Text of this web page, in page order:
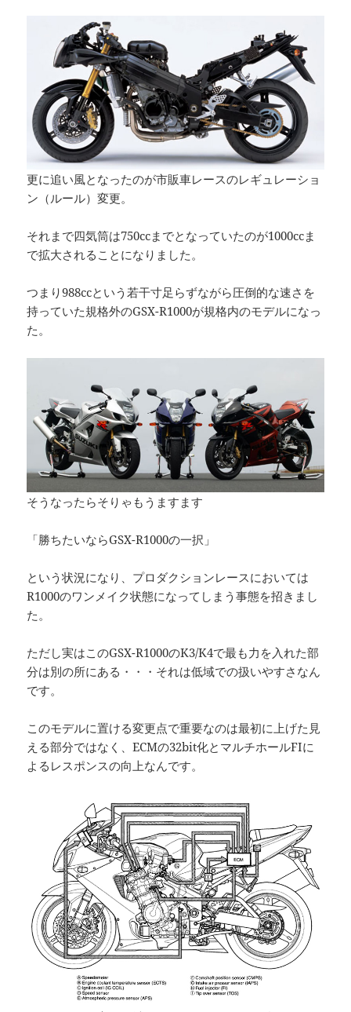
更に追い風となったのが市販車レースのレギュレーショ
ン（ルール）変更。
それまで四気筒は750ccまでとなっていたのが1000ccま
で拡大されることになりました。
つまり988ccという若干寸足らずながら圧倒的な速さを
持っていた規格外のGSX-R1000が規格内のモデルになっ
た。
そうなったらそりゃもうますます
「勝ちたいならGSX-R1000の一択」
という状況になり、プロダクションレースにおいては
R1000のワンメイク状態になってしまう事態を招きまし
た。
ただし実はこのGSX-R1000のK3/K4で最も力を入れた部
分は別の所にある・・・それは低域での扱いやすさなん
です。
このモデルに置ける変更点で重要なのは最初に上げた見
える部分ではなく、ECMの32bit化とマルチホールFIに
よるレスポンスの向上なんです。